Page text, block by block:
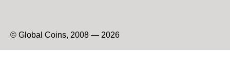
© Global Coins, 2008 — 2026